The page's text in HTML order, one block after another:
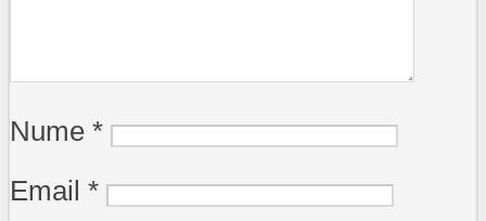
Nume *
Email *